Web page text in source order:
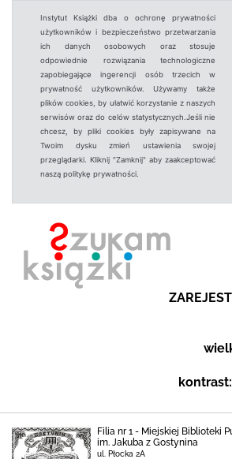
Instytut Książki dba o ochronę prywatności
użytkowników i bezpieczeństwo przetwarzania
ich danych osobowych oraz stosuje
odpowiednie rozwiązania technologiczne
zapobiegające ingerencji osób trzecich w
prywatność użytkowników. Używamy także
plików cookies, by ułatwić korzystanie z naszych
serwisów oraz do celów statystycznych.Jeśli nie
chcesz, by pliki cookies były zapisywane na
Twoim dysku zmień ustawienia swojej
przeglądarki. Kliknij "Zamknij" aby zaakceptować
naszą politykę prywatności.
kontrast:
Filia nr 1 - Miejskiej Biblioteki
im. Jakuba z Gostynina
ul. Płocka 2A